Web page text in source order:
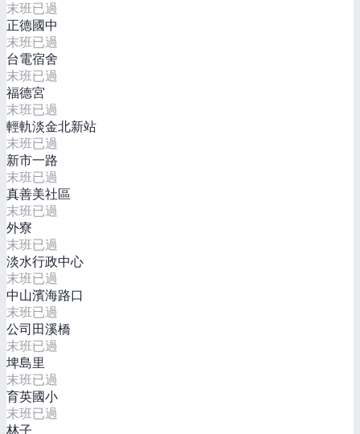
末班已過
正德國中
末班已過
台電宿舍
末班已過
福德宮
末班已過
輕軌淡金北新站
末班已過
新市一路
末班已過
真善美社區
末班已過
外寮
末班已過
淡水行政中心
末班已過
中山濱海路口
末班已過
公司田溪橋
末班已過
埤島里
末班已過
育英國小
末班已過
林子